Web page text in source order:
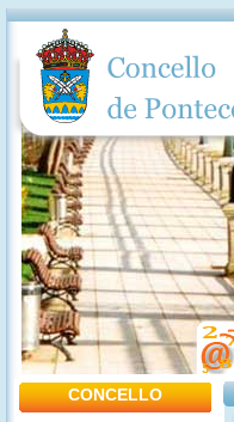
CONCELLO